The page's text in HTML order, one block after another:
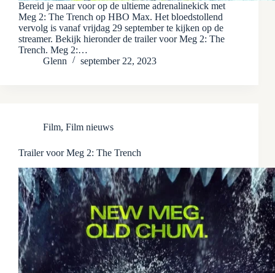
Bereid je maar voor op de ultieme adrenalinekick met
Meg 2: The Trench op HBO Max. Het bloedstollend
vervolg is vanaf vrijdag 29 september te kijken op de
streamer. Bekijk hieronder de trailer voor Meg 2: The
Trench. Meg 2:…
Glenn
september 22, 2023
Film, Film nieuws
Trailer voor Meg 2: The Trench